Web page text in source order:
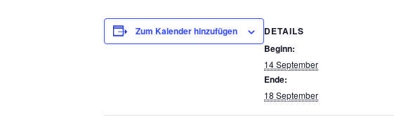
Zum Kalender hinzufügen
DETAILS
Beginn:
14 September
Ende:
18 September